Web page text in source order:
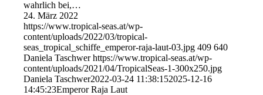
wahrlich bei,…
24. März 2022
https://www.tropical-seas.at/wp-
content/uploads/2022/03/tropical-
seas_tropical_schiffe_emperor-raja-laut-03.jpg 409 640
Daniela Taschwer https://www.tropical-seas.at/wp-
content/uploads/2021/04/TropicalSeas-1-300x250.jpg
Daniela Taschwer2022-03-24 11:38:152025-12-16
14:45:23Emperor Raja Laut